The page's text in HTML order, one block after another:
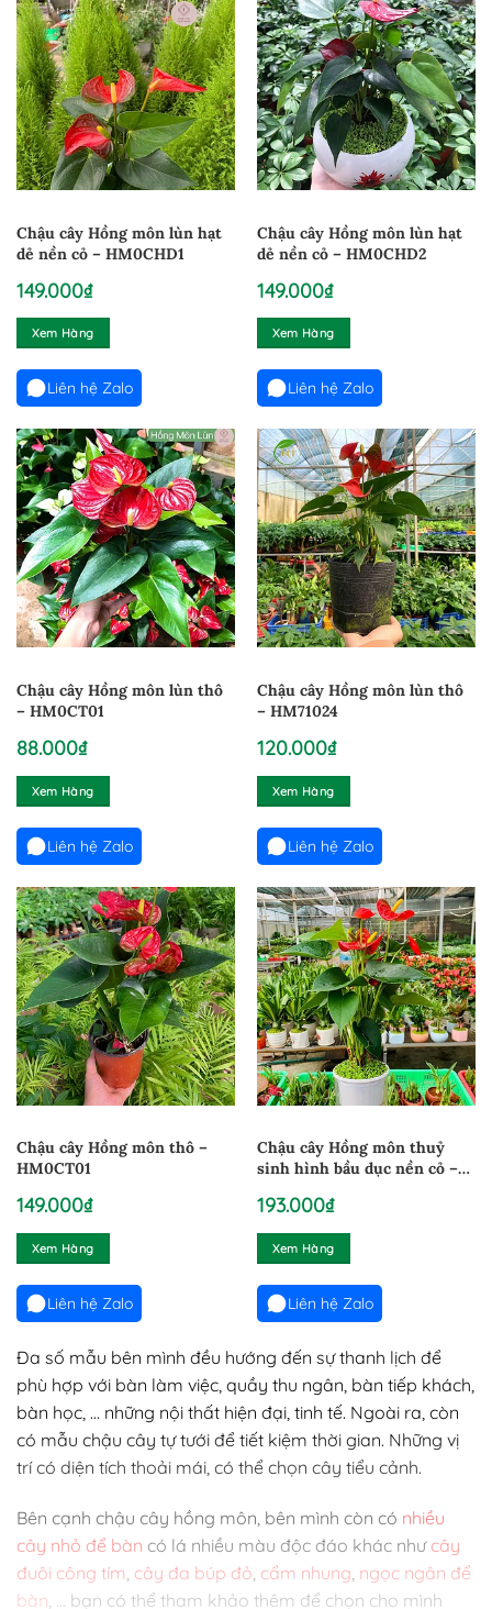
Chậu cây Hồng môn lùn hạt
dẻ nền cỏ – HM0CHD1
149.000₫
Xem Hàng
Liên hệ Zalo
Chậu cây Hồng môn lùn hạt
dẻ nền cỏ – HM0CHD2
149.000₫
Xem Hàng
Liên hệ Zalo
Chậu cây Hồng môn lùn thô
– HM0CT01
88.000₫
Xem Hàng
Liên hệ Zalo
Chậu cây Hồng môn lùn thô
– HM71024
120.000₫
Xem Hàng
Liên hệ Zalo
Chậu cây Hồng môn thô –
HM0CT01
149.000₫
Xem Hàng
Liên hệ Zalo
Chậu cây Hồng môn thuỷ
sinh hình bầu dục nền cỏ –
193.000₫
Xem Hàng
Liên hệ Zalo
Đa số mẫu bên mình đều hướng đến sự thanh lịch để
phù hợp với bàn làm việc, quầy thu ngân, bàn tiếp khách,
bàn học, … những nội thất hiện đại, tinh tế. Ngoài ra, còn
có mẫu chậu cây tự tưới để tiết kiệm thời gian. Những vị
trí có diện tích thoải mái, có thể chọn cây tiểu cảnh.
Bên cạnh chậu cây hồng môn, bên mình còn có nhiều
cây nhỏ để bàn có lá nhiều màu độc đáo khác như cây
đuôi công tím cây đa búp đỏ cẩm nhung ngọc ngân để
bàn , … bạn có thể tham khảo thêm để chọn cho mình